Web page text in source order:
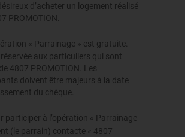
d’acheter un logement réalisé
PROMOTION.
« Parrainage » est gratuite.
réservée aux particuliers qui sont
4807 PROMOTION. Les
doivent être majeurs à la date
du chèque.
participer à l’opération « Parrainage
(le parrain) contacte « 4807